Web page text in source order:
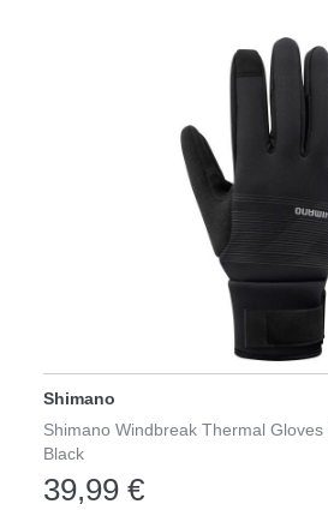
Shimano
Shimano Windbreak Thermal
Black
39,99 €